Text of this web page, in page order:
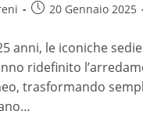
Articolo20 Gennaio 2025
anni, le iconiche
ridefinito
trasformando